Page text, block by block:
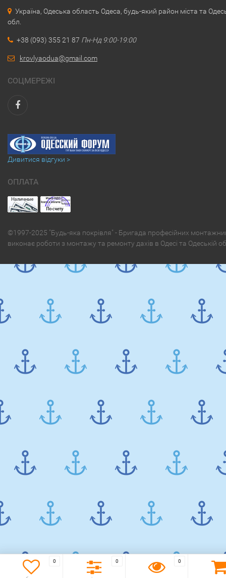
Україна, Одеська область Одеса, будь-який район міста та
обл.
+38 (093) 355 21 87 Пн-Нд 9:00-19:00
krovlyaodua@gmail.com
СОЦМЕРЕЖІ
Дивитися відгуки >
ОПЛАТА
©1997-2025 "Будь-яка покрівля" - Бригада професійних
виконає роботи з монтажу та ремонту дахів в Одесі та Одеській
0 0 0